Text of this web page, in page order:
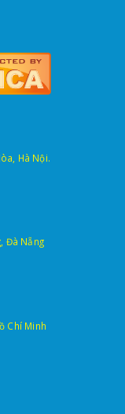
Hà Nội.
Đà Nẵng
Chí Minh